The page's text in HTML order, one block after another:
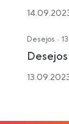
Desejos ·